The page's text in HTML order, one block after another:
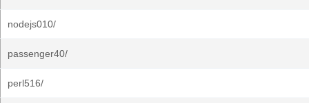
nodejs010/
passenger40/
perl516/